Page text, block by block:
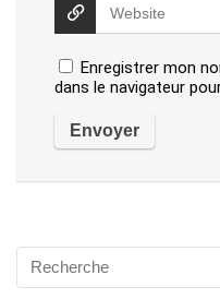
Enregistrer mon
dans le navigateur